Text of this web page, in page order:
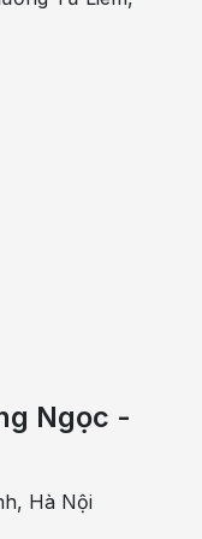
Ngọc -
Hà Nội